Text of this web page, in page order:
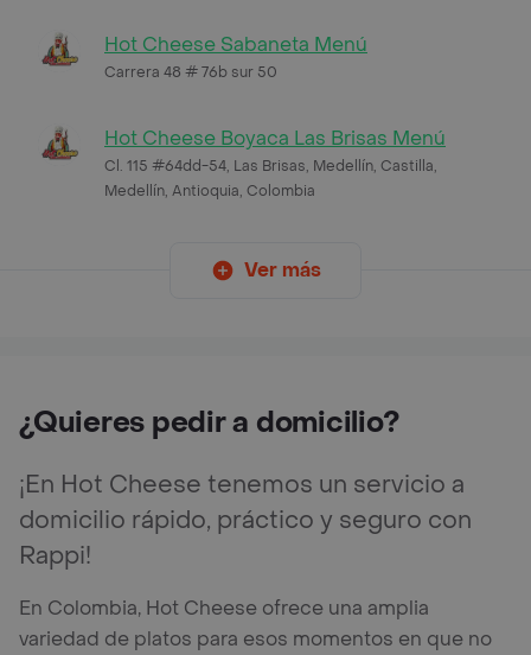
Hot Cheese Sabaneta Menú
Carrera 48 # 76b sur 50
Hot Cheese Boyaca Las Brisas Menú
Cl. 115 #64dd-54, Las Brisas, Medellín, Castilla,
Medellín, Antioquia, Colombia
Ver más
¿Quieres pedir a domicilio?
¡En Hot Cheese tenemos un servicio a
domicilio rápido, práctico y seguro con
Rappi!
En Colombia, Hot Cheese ofrece una amplia
variedad de platos para esos momentos en que no